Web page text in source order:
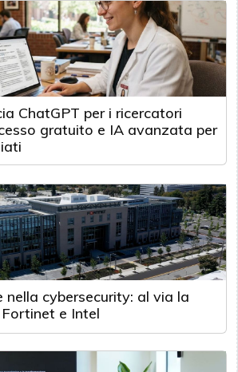
ChatGPT per i ricercatori
gratuito e IA avanzata per
nella cybersecurity: al via la
e Intel